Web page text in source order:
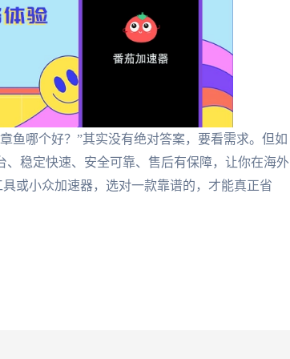
鱼哪个好？”其实没有绝对答案，要看需求。但如
、稳定快速、安全可靠、售后有保障，让你在海外
或小众加速器，选对一款靠谱的，才能真正省